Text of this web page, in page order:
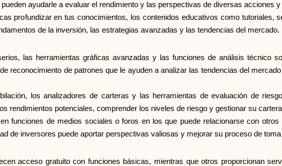
ayudarle a evaluar el rendimiento y las perspectivas de diversas acciones
profundizar en tus conocimientos, los contenidos educativos como tutoriales,
de la inversión, las estrategias avanzadas y las tendencias del mercado.
las herramientas gráficas avanzadas y las funciones de análisis técnico
reconocimiento de patrones que le ayuden a analizar las tendencias del
los analizadores de carteras y las herramientas de evaluación de
rendimientos potenciales, comprender los niveles de riesgo y gestionar su
funciones de medios sociales o foros en los que puede relacionarse con
de inversores puede aportar perspectivas valiosas y mejorar su proceso de
acceso gratuito con funciones básicas, mientras que otros proporcionan